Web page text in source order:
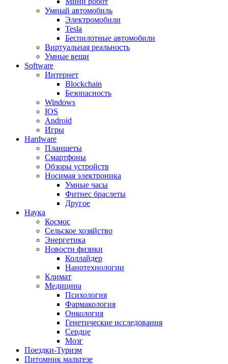
Умный автомобиль
Электромобили
Tesla
Беспилотные автомобили
Виртуальная реальность
Умные вещи
Software
Интернет
Blockchain
Безопасность
Windows
IOS
Android
Игры
Hardware
Планшеты
Смартфоны
Обзоры устройств
Носимая электроника
Умные часы
Фитнес браслеты
Другое
Наука
Космос
Сельское хозяйство
Энергетика
Новости физики
Коллайдер
Нанотехнологии
Климат
Медицина
Психология
Фармакология
Онкология
Генетические исследования
Сердце
Мозг
Поездки-Туризм
Питомник мальтезе